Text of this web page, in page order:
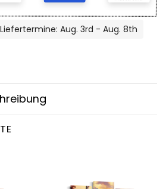
Aug. 3rd - Aug. 8th